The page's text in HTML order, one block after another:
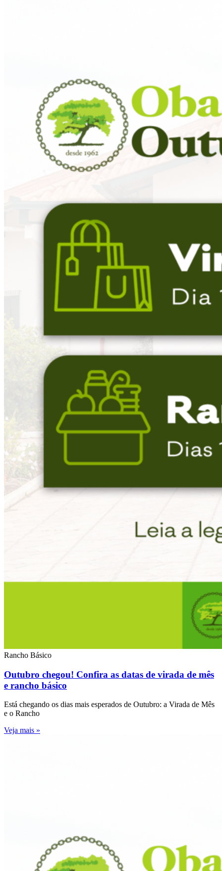
Rancho Básico
Outubro chegou! Confira as datas de virada de mês
e rancho básico
Está chegando os dias mais esperados de Outubro: a Virada de Mês
e o Rancho
Veja mais »